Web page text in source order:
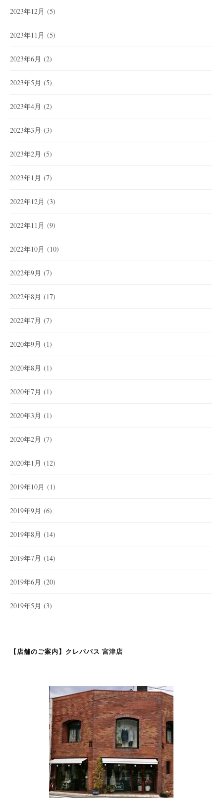
2023年12月 (5)
2023年11月 (5)
2023年6月 (2)
2023年5月 (5)
2023年4月 (2)
2023年3月 (3)
2023年2月 (5)
2023年1月 (7)
2022年12月 (3)
2022年11月 (9)
2022年10月 (10)
2022年9月 (7)
2022年8月 (17)
2022年7月 (7)
2020年9月 (1)
2020年8月 (1)
2020年7月 (1)
2020年3月 (1)
2020年2月 (7)
2020年1月 (12)
2019年10月 (1)
2019年9月 (6)
2019年8月 (14)
2019年7月 (14)
2019年6月 (20)
2019年5月 (3)
【店舗のご案内】クレパパス 宮津店